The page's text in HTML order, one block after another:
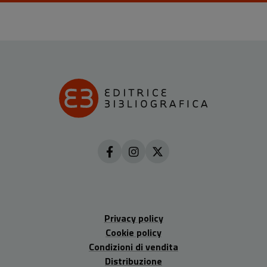
Privacy policy
Cookie policy
Condizioni di vendita
Distribuzione